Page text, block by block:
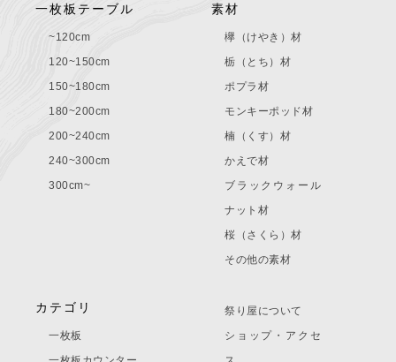
一枚板テーブル
~120cm
120~150cm
150~180cm
180~200cm
200~240cm
240~300cm
300cm~
素材
欅（けやき）材
栃（とち）材
ポプラ材
モンキーポッド材
楠（くす）材
かえで材
ブラックウォール
ナット材
桜（さくら）材
その他の素材
カテゴリ
一枚板
祭り屋について
ショップ・アクセ